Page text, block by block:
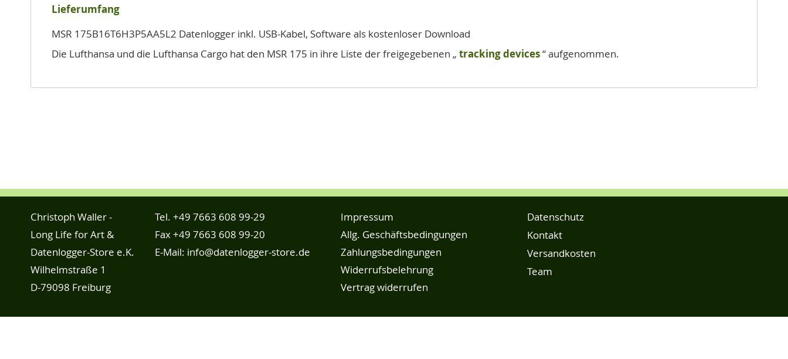
Lieferumfang
MSR 175B16T6H3P5AA5L2 Datenlogger inkl. USB-Kabel, Software als kostenloser Download
Die Lufthansa und die Lufthansa Cargo hat den MSR 175 in ihre Liste der freigegebenen „ tracking devices“ aufgenommen.
Christoph Waller -
Long Life for Art &
Datenlogger-Store e.K.
Wilhelmstraße 1
D-79098 Freiburg
Tel. +49 7663 608 99-29
Fax +49 7663 608 99-20
E-Mail: info@datenlogger-store.de
Impressum
Allg. Geschäftsbedingungen
Zahlungsbedingungen
Widerrufsbelehrung
Vertrag widerrufen
Datenschutz
Kontakt
Versandkosten
Team